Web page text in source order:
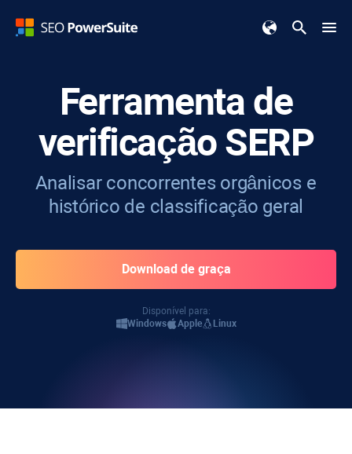
Ferramenta de
verificação SERP
Analisar concorrentes orgânicos e
histórico de classificação geral
Download de graça
Disponível para:
Windows
Apple Linux